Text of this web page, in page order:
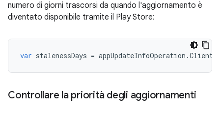
numero di giorni trascorsi da quando l'aggiornamento è
diventato disponibile tramite il Play Store:
var stalenessDays = appUpdateInfoOperation .
Controllare la priorità degli aggiornamenti